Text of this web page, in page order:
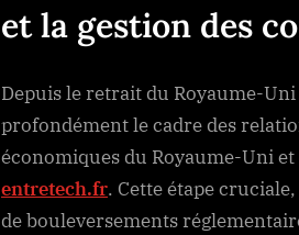
et la gestion des
Depuis le retrait du Royaume-
profondément le cadre des
économiques du Royaume-Uni
entretech.fr. Cette étape
de bouleversements